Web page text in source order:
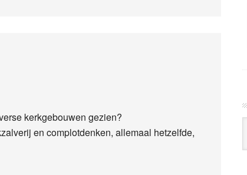
kerkgebouwen gezien?
en complotdenken, allemaal hetzelfde,